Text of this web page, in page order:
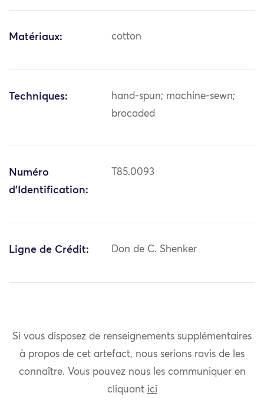
Matériaux: cotton
Techniques:
hand-spun; machine-sewn;
brocaded
Numéro
d'Identification:
T85.0093
Ligne de Crédit: Don de C. Shenker
Si vous disposez de renseignements supplémentaires
à propos de cet artefact, nous serions ravis de les
connaître. Vous pouvez nous les communiquer en
cliquant ici